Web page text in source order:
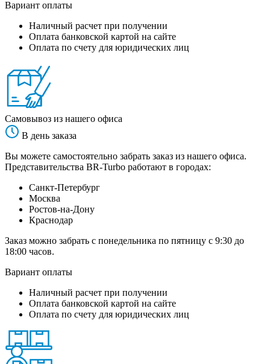
Вариант оплаты
Наличный расчет при получении
Оплата банковской картой на сайте
Оплата по счету для юридических лиц
Самовывоз из нашего офиса
В день заказа
Вы можете самостоятельно забрать заказ из нашего офиса.
Представительства BR-Turbo работают в городах:
Санкт-Петербург
Москва
Ростов-на-Дону
Краснодар
Заказ можно забрать с понедельника по пятницу с 9:30 до
18:00 часов.
Вариант оплаты
Наличный расчет при получении
Оплата банковской картой на сайте
Оплата по счету для юридических лиц